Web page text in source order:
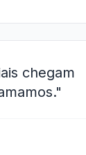
chegam